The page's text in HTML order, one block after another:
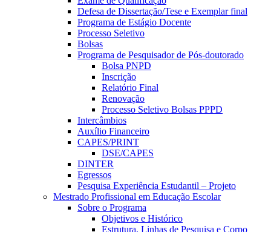
Defesa de Dissertação/Tese e Exemplar final
Programa de Estágio Docente
Processo Seletivo
Bolsas
Programa de Pesquisador de Pós-doutorado
Bolsa PNPD
Inscrição
Relatório Final
Renovação
Processo Seletivo Bolsas PPPD
Intercâmbios
Auxílio Financeiro
CAPES/PRINT
DSE/CAPES
DINTER
Egressos
Pesquisa Experiência Estudantil – Projeto
Mestrado Profissional em Educação Escolar
Sobre o Programa
Objetivos e Histórico
Estrutura, Linhas de Pesquisa e Corpo